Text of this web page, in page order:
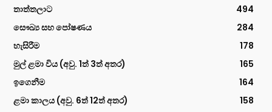
තාත්තලාට
494
සෞඛ්‍ය සහ පෝෂණය
284
හැසිරීම
178
මුල් ළමා විය (අවු. 1ත් 3ත් අතර)
165
ඉගෙනීම
164
ළමා කාලය (අවු. 6ත් 12ත් අතර)
158